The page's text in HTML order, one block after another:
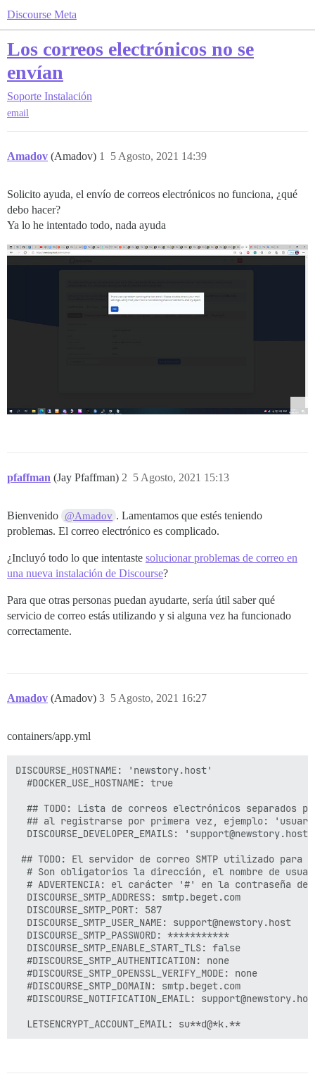
Discourse Meta
Los correos electrónicos no se
envían
Soporte Instalación
email
Amadov (Amadov) 5 Agosto, 2021 14:39
1
Solicito ayuda, el envío de correos electrónicos no funciona, ¿qué
debo hacer?
Ya lo he intentado todo, nada ayuda
pfaffman (Jay Pfaffman) 5 Agosto, 2021 15:13
2
Bienvenido @Amadov . Lamentamos que estés teniendo
problemas. El correo electrónico es complicado.
¿Incluyó todo lo que intentaste solucionar problemas de correo en
una nueva instalación de Discourse?
Para que otras personas puedan ayudarte, sería útil saber qué
servicio de correo estás utilizando y si alguna vez ha funcionado
correctamente.
Amadov (Amadov) 5 Agosto, 2021 16:27
3
containers/app.yml
DISCOURSE_HOSTNAME: 'newstory.host'
  #DOCKER_USE_HOSTNAME: true
## TODO: Lista de correos electrónicos separados
## al registrarse por primera vez, ejemplo:
  DISCOURSE_DEVELOPER_EMAILS: 'support@newstory.host'
## TODO: El servidor de correo SMTP utilizado
# Son obligatorios la dirección, el nombre de
# ADVERTENCIA: el carácter '#' en la contraseña de
  DISCOURSE_SMTP_ADDRESS: smtp.beget.com
  DISCOURSE_SMTP_PORT: 587
  DISCOURSE_SMTP_USER_NAME: support@newstory.host
  DISCOURSE_SMTP_PASSWORD: ***********
  DISCOURSE_SMTP_ENABLE_START_TLS: false
  #DISCOURSE_SMTP_AUTHENTICATION: none
  #DISCOURSE_SMTP_OPENSSL_VERIFY_MODE: none
  #DISCOURSE_SMTP_DOMAIN: smtp.beget.com
#DISCOURSE_NOTIFICATION_EMAIL: